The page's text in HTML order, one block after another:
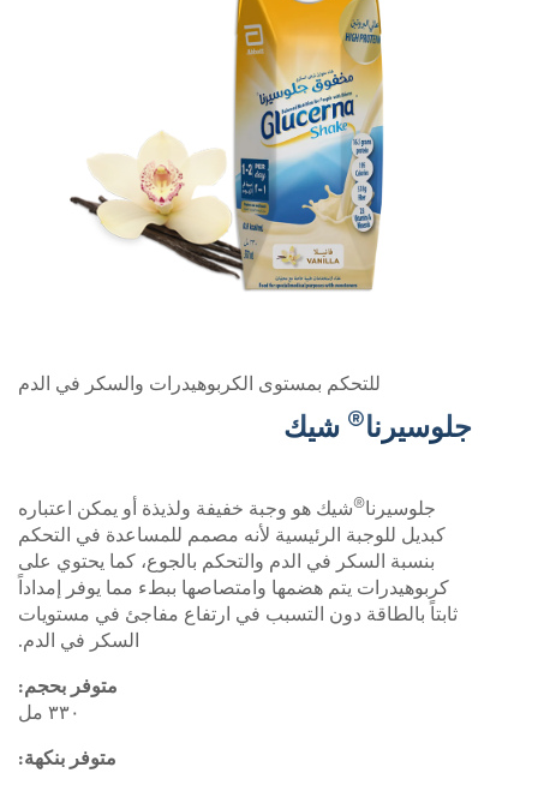
للتحكم بمستوى الكربوهيدرات والسكر في الدم
جلوسيرنا® شيك
جلوسيرنا®شيك هو وجبة خفيفة ولذيذة أو يمكن اعتباره
كبديل للوجبة الرئيسية لأنه مصمم للمساعدة في التحكم
بنسبة السكر في الدم والتحكم بالجوع، كما يحتوي على
كربوهيدرات يتم هضمها وامتصاصها ببطء مما يوفر إمداداً
ثابتاً بالطاقة دون التسبب في ارتفاع مفاجئ في مستويات
السكر في الدم.
متوفر بحجم:
٣٣٠ مل
متوفر بنكهة: